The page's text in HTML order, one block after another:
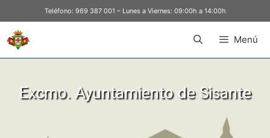
Teléfono: 969 387 001 – Lunes a Viernes: 09:00h a 14:00h
Menú
Excmo. Ayuntamiento de Sisante